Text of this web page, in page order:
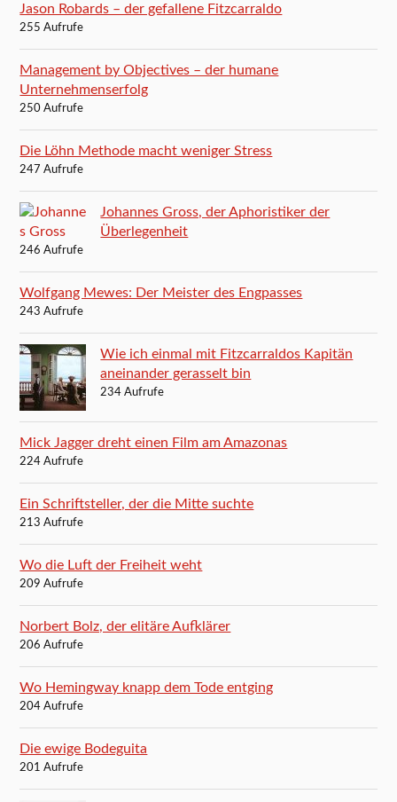
Jason Robards – der gefallene Fitzcarraldo
255 Aufrufe
Management by Objectives – der humane
Unternehmenserfolg
250 Aufrufe
Die Löhn Methode macht weniger Stress
247 Aufrufe
Johannes Gross, der Aphoristiker der
Überlegenheit
246 Aufrufe
Wolfgang Mewes: Der Meister des Engpasses
243 Aufrufe
Wie ich einmal mit Fitzcarraldos Kapitän
aneinander gerasselt bin
234 Aufrufe
Mick Jagger dreht einen Film am Amazonas
224 Aufrufe
Ein Schriftsteller, der die Mitte suchte
213 Aufrufe
Wo die Luft der Freiheit weht
209 Aufrufe
Norbert Bolz, der elitäre Aufklärer
206 Aufrufe
Wo Hemingway knapp dem Tode entging
204 Aufrufe
Die ewige Bodeguita
201 Aufrufe